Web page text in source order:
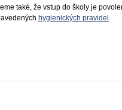
také, že vstup do školy je
hygienických pravidel .